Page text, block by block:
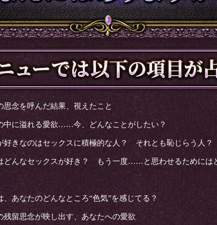
思念を呼んだ結果、視えたこと
中に溢れる愛欲……今、どんなことがしたい？
好きなのはセックスに積極的な人？ それとも恥じらう人？
どんなセックスが好き？ もう一度……と思わせるためには
、あなたのどんなところ“色気”を感じてる？
残留思念が映し出す、あなたへの愛欲